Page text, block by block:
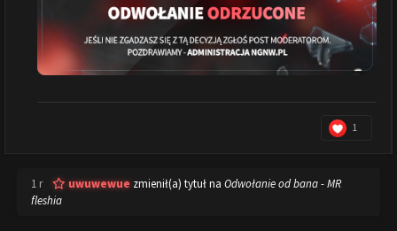
1
1 r uwuwewue zmienił(a) tytuł na Odwołanie od bana - MR
fleshia